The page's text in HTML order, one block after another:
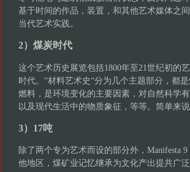
基于时间的作品，装置，和其他艺术媒体之
当代艺术实践。
2）煤炭时代
这个艺术历史展览包括1800年至21世纪初的
时代。“材料艺术史“分为几个主题部分，都
燃料，是环境变化的主要因素，对自然科学
以及现代生活中的物质象征，等等。简单来
3）17吨
除了两个专为艺术而设的部分外，Manifesta
他地区，煤矿业记忆继承为文化产出提共广泛